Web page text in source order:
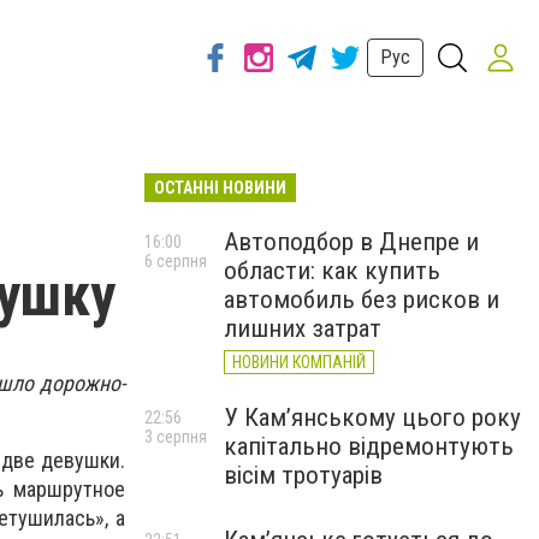
Рус
дорожно-
девушки.
маршрутное
а
ОСТАННІ НОВИНИ
Автоподбор в Днепре и
области: как купить
автомобиль без рисков и
лишних затрат
НОВИНИ КОМПАНІЙ
16:00
6 серпня
У Кам’янському цього року
капітально відремонтують
вісім тротуарів
22:56
3 серпня